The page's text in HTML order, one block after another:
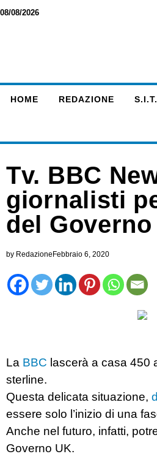
08/08/2026
HOME REDAZIONE S.I.T.
Tv. BBC
giornalisti
del
by Redazione Febbraio 6, 2020
La BBC lascerà a casa 450
sterline.
Questa delicata situazione,
essere solo l’inizio di una
Anche nel futuro, infatti,
Governo UK.